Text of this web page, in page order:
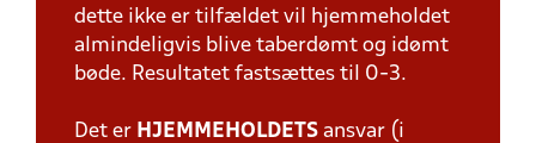
dette ikke er tilfældet vil hjemmeholdet
almindeligvis blive taberdømt og idømt
bøde. Resultatet fastsættes til 0-3.
Det er HJEMMEHOLDETS ansvar (i